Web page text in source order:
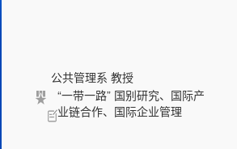
公共管理系 教授
“一带一路” 国别研究、国际产
业链合作、国际企业管理